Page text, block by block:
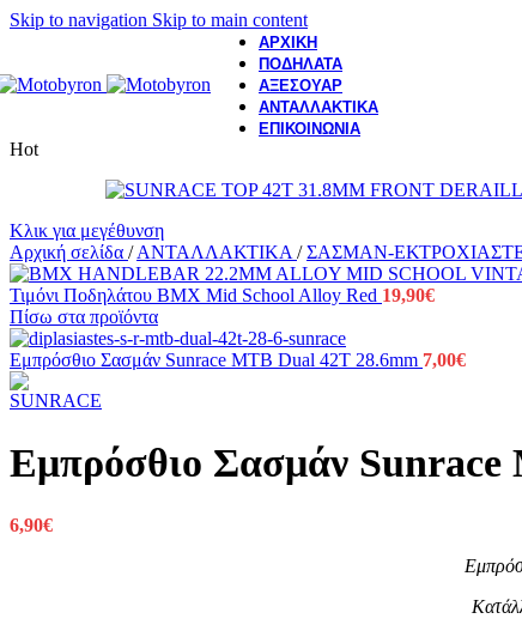
Skip to navigation Skip to main content
ΑΡΧΙΚΗ
ΠΟΔΗΛΑΤΑ
ΑΞΕΣΟΥΑΡ
ΑΝΤΑΛΛΑΚΤΙΚΑ
ΕΠΙΚΟΙΝΩΝΙΑ
Hot
Κλικ για μεγέθυνση
Αρχική σελίδα / ΑΝΤΑΛΛΑΚΤΙΚΑ / ΣΑΣΜΑΝ-
Τιμόνι Ποδηλάτου BMX Mid School Alloy Red 19,90€
Πίσω στα προϊόντα
Εμπρόσθιο Σασμάν Sunrace MTB Dual 42T 28.6mm 7,00€
Εμπρόσθιο Σασμάν
6,90€